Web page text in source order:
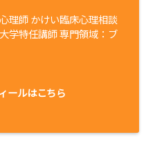
理師 かけい臨床心理相談
学特任講師 専門領域：ブ
ールはこちら